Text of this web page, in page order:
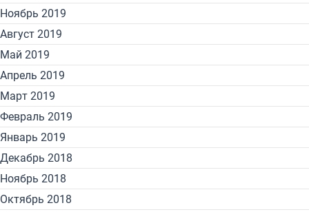
Ноябрь 2019
Август 2019
Май 2019
Апрель 2019
Март 2019
Февраль 2019
Январь 2019
Декабрь 2018
Ноябрь 2018
Октябрь 2018